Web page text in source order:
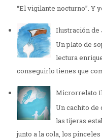
“El vigilante nocturno”. Y
Ilustración de
Un plato de
lectura
conseguirlo tienes que
Microrrelato
Un cachito
las tijeras
junto a la cola, los pinceles